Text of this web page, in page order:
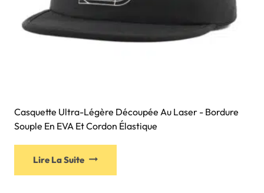
Casquette Ultra-Légère Découpée Au Laser - Bordure
Souple En EVA Et Cordon Élastique
Lire La Suite